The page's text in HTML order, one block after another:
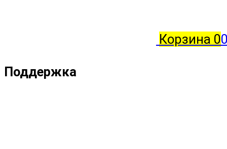
Корзина 0
Поддержка